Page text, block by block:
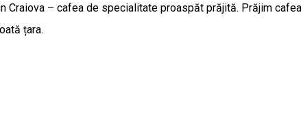
Craiova – cafea de specialitate proaspăt prăjită. Prăjim
țara.